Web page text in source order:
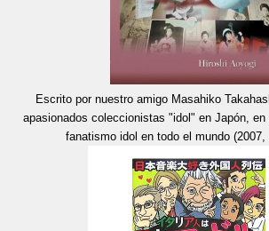
Escrito por nuestro amigo Masahiko
apasionados coleccionistas "idol" en Japón,
fanatismo idol en todo el mundo (2007,